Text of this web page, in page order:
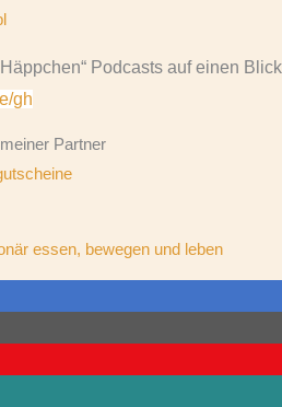
Podcasts auf einen Blick
gh
Partner
essen, bewegen und leben